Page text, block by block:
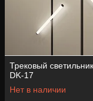
Трековый
DK-17
Нет в наличии